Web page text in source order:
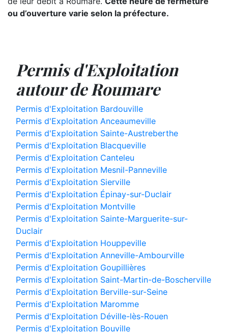
ou d’ouverture varie selon la préfecture.
Permis d'Exploitation
autour de Roumare
Permis d'Exploitation Bardouville
Permis d'Exploitation Anceaumeville
Permis d'Exploitation Sainte-Austreberthe
Permis d'Exploitation Blacqueville
Permis d'Exploitation Canteleu
Permis d'Exploitation Mesnil-Panneville
Permis d'Exploitation Sierville
Permis d'Exploitation Épinay-sur-Duclair
Permis d'Exploitation Montville
Permis d'Exploitation Sainte-Marguerite-sur-
Duclair
Permis d'Exploitation Houppeville
Permis d'Exploitation Anneville-Ambourville
Permis d'Exploitation Goupillières
Permis d'Exploitation Saint-Martin-de-Boscherville
Permis d'Exploitation Berville-sur-Seine
Permis d'Exploitation Maromme
Permis d'Exploitation Déville-lès-Rouen
Permis d'Exploitation Bouville